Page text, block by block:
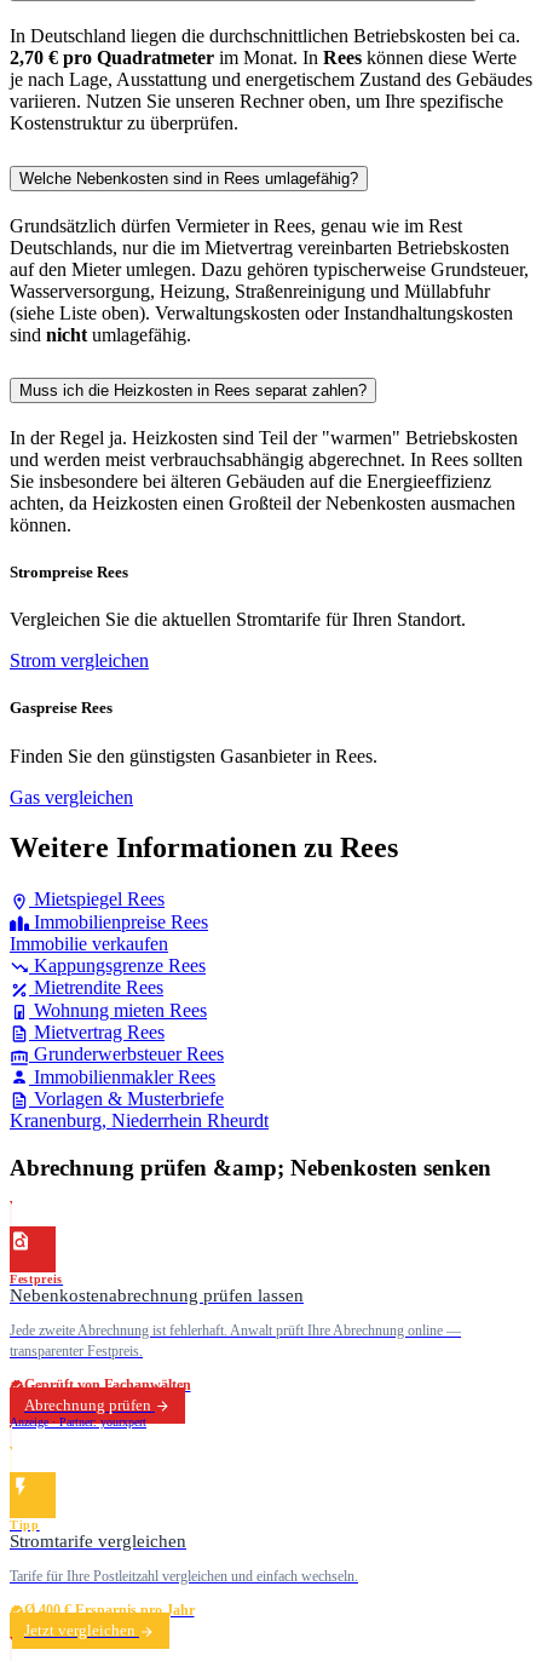
In Deutschland liegen die durchschnittlichen Betriebskosten bei ca.
2,70 € pro Quadratmeter im Monat. In Rees können diese Werte
je nach Lage, Ausstattung und energetischem Zustand des Gebäudes
variieren. Nutzen Sie unseren Rechner oben, um Ihre spezifische
Kostenstruktur zu überprüfen.
Welche Nebenkosten sind in Rees umlagefähig?
Grundsätzlich dürfen Vermieter in Rees, genau wie im Rest
Deutschlands, nur die im Mietvertrag vereinbarten Betriebskosten
auf den Mieter umlegen. Dazu gehören typischerweise Grundsteuer,
Wasserversorgung, Heizung, Straßenreinigung und Müllabfuhr
(siehe Liste oben). Verwaltungskosten oder Instandhaltungskosten
sind nicht umlagefähig.
Muss ich die Heizkosten in Rees separat zahlen?
In der Regel ja. Heizkosten sind Teil der "warmen" Betriebskosten
und werden meist verbrauchsabhängig abgerechnet. In Rees sollten
Sie insbesondere bei älteren Gebäuden auf die Energieeffizienz
achten, da Heizkosten einen Großteil der Nebenkosten ausmachen
können.
Strompreise Rees
Vergleichen Sie die aktuellen Stromtarife für Ihren Standort.
Strom vergleichen
Gaspreise Rees
Finden Sie den günstigsten Gasanbieter in Rees.
Gas vergleichen
Weitere Informationen zu Rees
Mietspiegel Rees
Immobilienpreise Rees
Immobilie verkaufen
Kappungsgrenze Rees
Mietrendite Rees
Wohnung mieten Rees
Mietvertrag Rees
Grunderwerbsteuer Rees
Immobilienmakler Rees
Vorlagen & Musterbriefe
Kranenburg, Niederrhein Rheurdt
Abrechnung prüfen &amp; Nebenkosten senken
Festpreis
Nebenkostenabrechnung prüfen lassen
Jede zweite Abrechnung ist fehlerhaft. Anwalt prüft Ihre Abrechnung online —
transparenter Festpreis.
Geprüft von Fachanwälten
Abrechnung prüfen
Anzeige · Partner: yourxpert
Tipp
Stromtarife vergleichen
Tarife für Ihre Postleitzahl vergleichen und einfach wechseln.
Ø 400 € Ersparnis pro Jahr
Jetzt vergleichen